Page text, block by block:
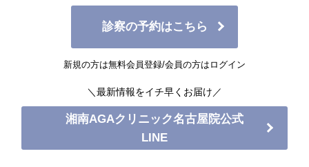
診察の予約はこちら
新規の方は無料会員登録/会員の方はログイン
＼最新情報をイチ早くお届け／
湘南AGAクリニック名古屋院公式
LINE